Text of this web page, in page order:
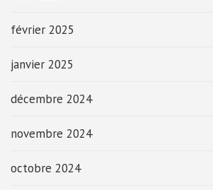
février 2025
janvier 2025
décembre 2024
novembre 2024
octobre 2024